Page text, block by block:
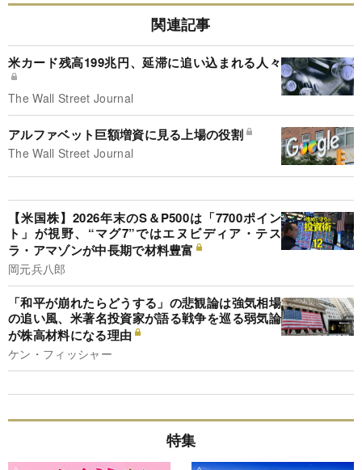
関連記事
米カード残高199兆円、延滞に追い込まれる人々
The Wall Street Journal
アルファベット巨額増資に見る上場の役割
The Wall Street Journal
【米国株】2026年末のS＆P500は「7700ポイン
ト」が視野、“マグ7”ではエヌビディア・テス
ラ・アマゾンが中長期で材料豊富
岡元兵八郎
「和平が崩れたらどうする」の悲観論は強気相場
の追い風、米著名投資家が語る戦争を巡る弱気論
が株高材料になる理由
ケン・フィッシャー
特集